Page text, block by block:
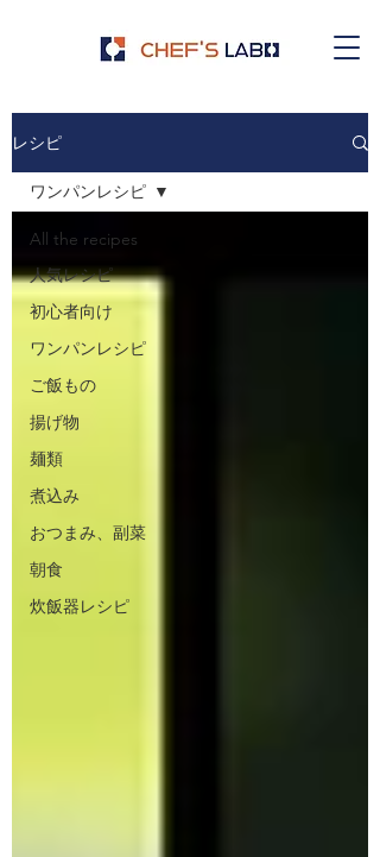
レシピ
All the recipes
人気レシピ
初心者向け
ワンパンレシピ
ご飯もの
揚げ物
麺類
煮込み
おつまみ、副菜
朝食
炊飯器レシピ
ワンパンレシピ